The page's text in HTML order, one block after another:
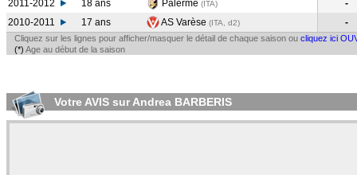
2011-2012
18 ans Palerme (ITA)
-
2010-2011
17 ans AS Varèse (ITA, d2) -
Cliquez sur les lignes pour afficher/masquer le détail de chaque saison ou cliquez ici
(*) Age au début de la saison
Votre AVIS sur Andrea BARBERIS